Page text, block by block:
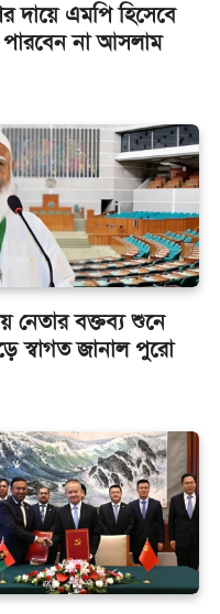
দায়ে এমপি হিসেবে
না আসলাম
নেতার বক্তব্য শুনে
স্বাগত জানাল পুরো